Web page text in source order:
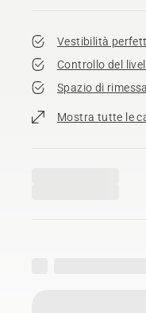
Vestibilità
Controllo del
Spazio di
Mostra tutte le